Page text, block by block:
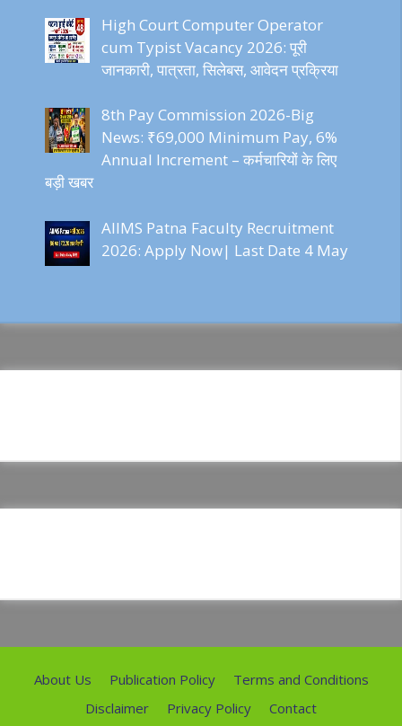
High Court Computer Operator
cum Typist Vacancy 2026: पूरी
जानकारी, पात्रता, सिलेबस, आवेदन प्रक्रिया
8th Pay Commission 2026-Big
News: ₹69,000 Minimum Pay, 6%
Annual Increment – कर्मचारियों के लिए
बड़ी खबर
AIIMS Patna Faculty Recruitment
2026: Apply Now| Last Date 4 May
About Us Publication Policy
Terms and Conditions
Disclaimer
Privacy Policy Contact